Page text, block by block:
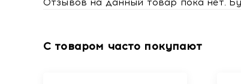
Отзывов на данный товар пока нет.
С товаром часто покупают